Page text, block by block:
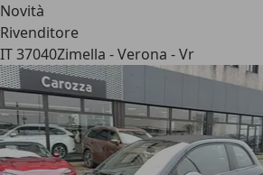
Novità
Rivenditore
IT 37040Zimella - Verona - Vr